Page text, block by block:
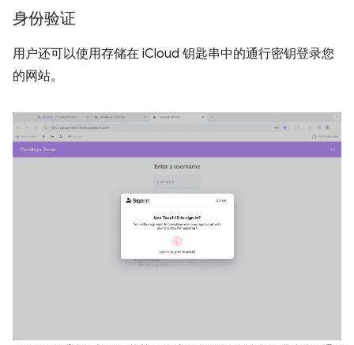
身份验证
用户还可以使用存储在 iCloud 钥匙串中的通行密钥登录您
的网站。